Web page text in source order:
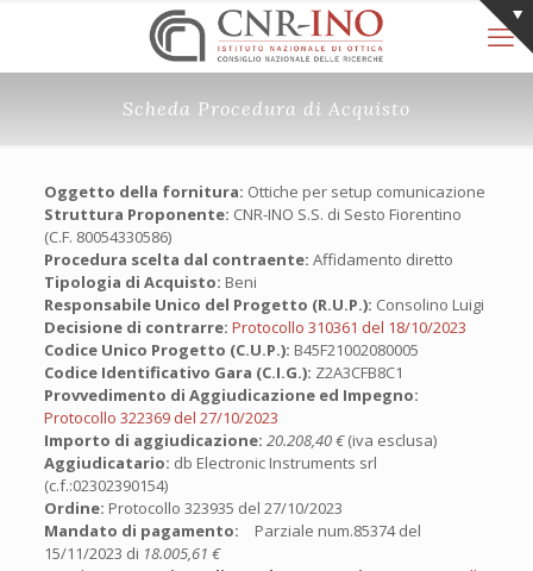
Scheda Procedura di Acquisto
Oggetto della fornitura: Ottiche per setup comunicazione
Struttura Proponente: CNR-INO S.S. di Sesto Fiorentino
(C.F. 80054330586)
Procedura scelta dal contraente: Affidamento diretto
Tipologia di Acquisto: Beni
Responsabile Unico del Progetto (R.U.P.): Consolino Luigi
Decisione di contrarre: Protocollo 310361 del 18/10/2023
Codice Unico Progetto (C.U.P.): B45F21002080005
Codice Identificativo Gara (C.I.G.): Z2A3CFB8C1
Provvedimento di Aggiudicazione ed Impegno:
Protocollo 322369 del 27/10/2023
Importo di aggiudicazione: 20.208,40 €(iva esclusa)
Aggiudicatario: db Electronic Instruments srl
(c.f.:02302390154)
Ordine: Protocollo 323935 del 27/10/2023
Mandato di pagamento: Parziale num.85374 del
15/11/2023 di 18.005,61 €